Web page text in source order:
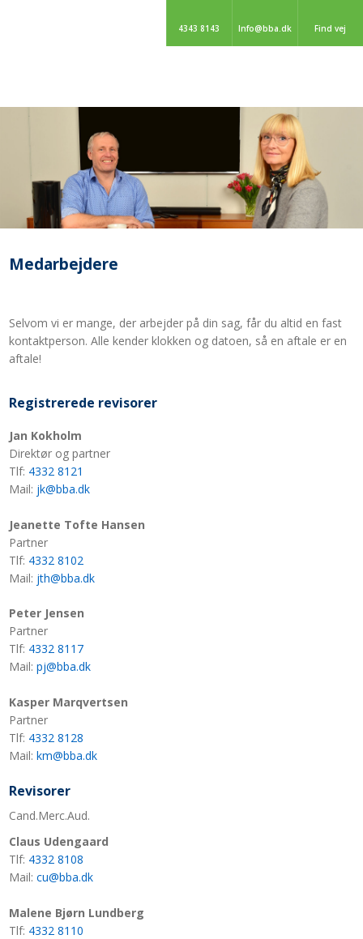
4343 8143 Info@bba.dk Find vej
​Medarbejdere
​Selvom vi er mange, der arbejder på din sag, får du altid en fast
kontaktperson. Alle kender klokken og datoen, så en aftale er en
aftale!​
Registrerede revisorer
Jan Kokholm
Direktør og partner
Tlf: 4332 8121
Mail:​ jk@bba.dk
Jeanette Tofte Hansen
Partner
Tlf: 4332 8102
Mail: jth@bba.dk
Peter Jensen
Partner
Tlf: 4332 8117
Mail: pj@bba.dk
Kasper Marqvertsen
Partner
Tlf: 4332 8128
Mail: km@bba.dk
Revisorer
Cand.Merc.Aud.​
​Claus Udengaard
Tlf: 4332 8108
Mail:​ cu@bba.dk
Malene Bjørn Lundberg
Tlf: 4332 8110